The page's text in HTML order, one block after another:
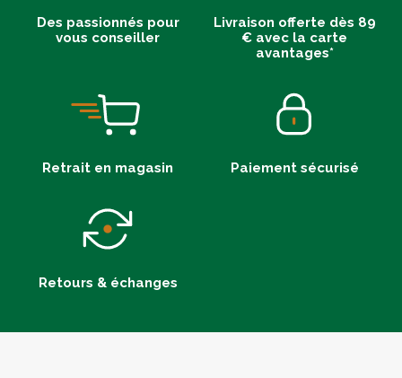
Des passionnés pour
vous conseiller
Livraison offerte dès 89
€ avec la carte
avantages*
Retrait en magasin Paiement sécurisé
Retours & échanges